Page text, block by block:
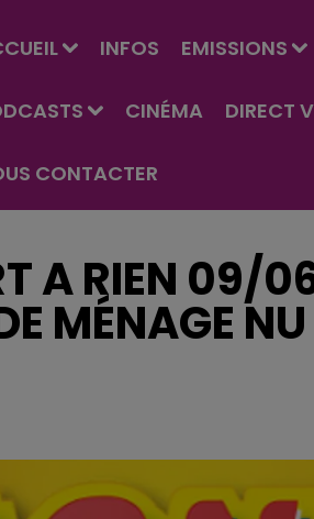
INFOS EMISSIONS
CINÉMA DIRECT
CONTACTER
A RIEN 09/
MÉNAGE NU